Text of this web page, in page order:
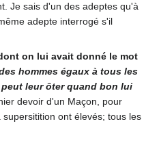
Je sais d'un des adeptes qu'à
adepte interrogé s'il
on lui avait donné le mot
hommes égaux à tous les
leur ôter quand bon lui
devoir d'un Maçon, pour
ont élevés; tous les